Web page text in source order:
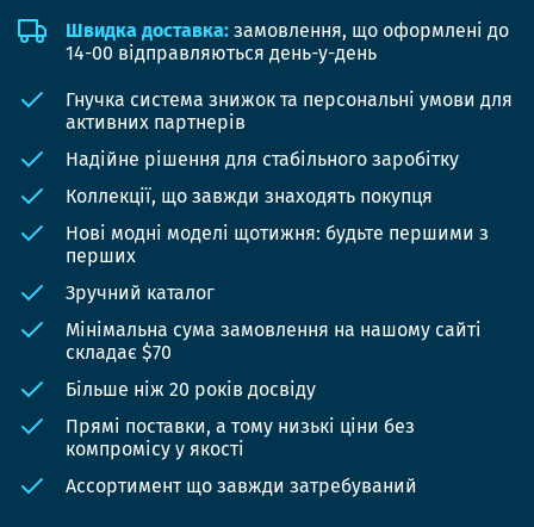
Швидка доставка: замовлення, що оформлені до
14-00 відправляються день-у-день
Гнучка система знижок та персональні умови для
активних партнерів
Надійне рішення для стабільного заробітку
Коллекції, що завжди знаходять покупця
Нові модні моделі щотижня: будьте першими з
перших
Зручний каталог
Мінімальна сума замовлення на нашому сайті
складає $70
Більше ніж 20 років досвіду
Прямі поставки, а тому низькі ціни без
компромісу у якості
Ассортимент що завжди затребуваний